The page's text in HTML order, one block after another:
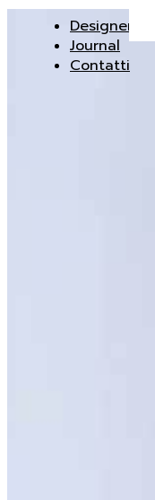
Designer
Journal
Contatti